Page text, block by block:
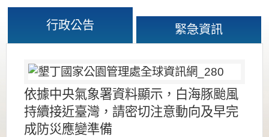
行政公告 緊急資訊
依據中央氣象署資料顯示，白海豚颱風
持續接近臺灣，請密切注意動向及早完
成防災應變準備